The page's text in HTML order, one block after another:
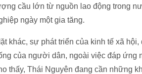
cầu lớn từ nguồn lao động trong
ngày một gia tăng.
khác, sự phát triển của kinh tế xã
của người dân, ngoài việc đáp ứng
thấy, Thái Nguyên đang cần những